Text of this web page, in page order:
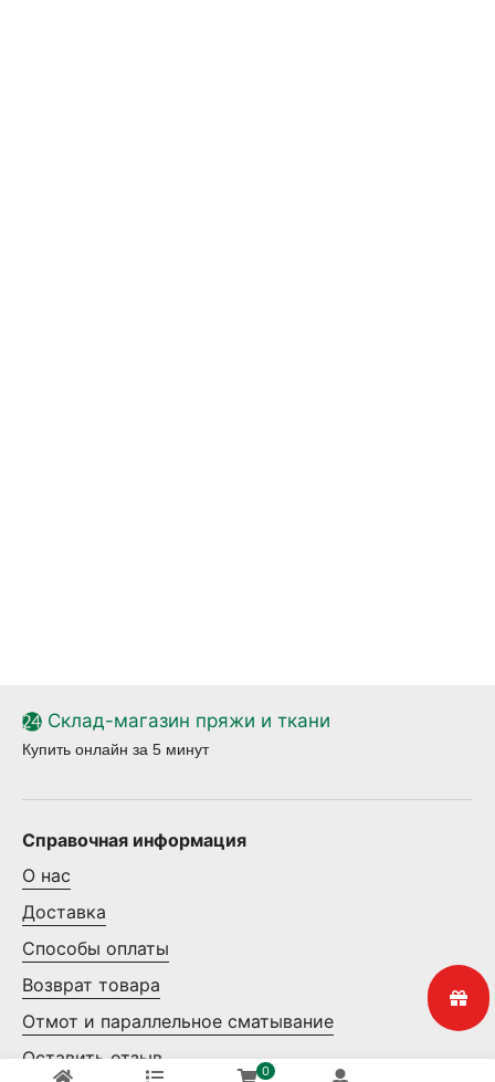
Склад-магазин пряжи и ткани
Купить онлайн за 5 минут
Справочная информация
О нас
Доставка
Способы оплаты
Возврат товара
Отмот и параллельное сматывание
Оставить отзыв
0